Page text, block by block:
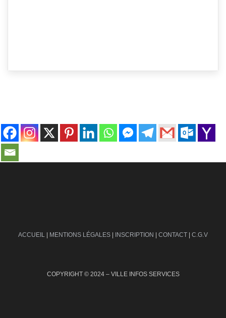
ACCUEIL | MENTIONS LÉGALES | INSCRIPTION | CONTACT | C.G.V
COPYRIGHT © 2024 – VILLE INFOS SERVICES